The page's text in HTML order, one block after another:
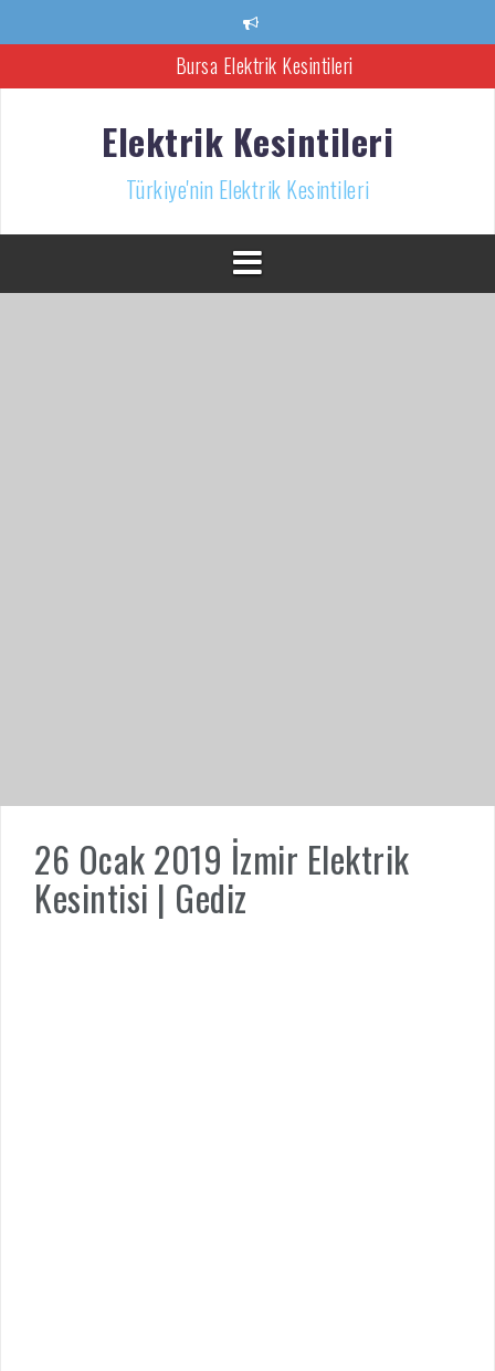
Bursa Elektrik Kesintileri
Türkiye’nin Elektrik Kesintileri Haber Kaynağı
İzmir Elektrik Kesintisi
Elektrik Kesintileri
Türkiye'nin Elektrik Kesintileri
26 Ocak 2019 İzmir Elektrik
Kesintisi | Gediz